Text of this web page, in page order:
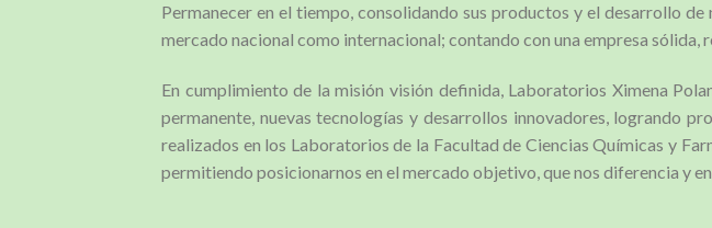
Permanecer en el tiempo, consolidando sus productos y el desarrollo
mercado nacional como internacional; contando con una empresa
En cumplimiento de la misión visión definida, Laboratorios Ximena
permanente, nuevas tecnologías y desarrollos innovadores, logrando
realizados en los Laboratorios de la Facultad de Ciencias Químicas y
permitiendo posicionarnos en el mercado objetivo, que nos diferencia y